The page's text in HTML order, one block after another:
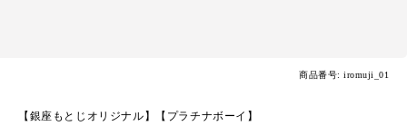
商品番号: iromuji_01
【銀座もとじオリジナル】【プラチナボーイ】